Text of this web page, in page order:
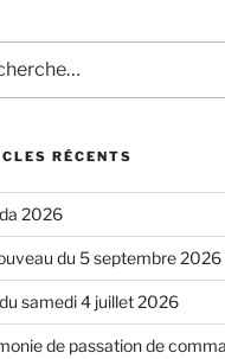
RÉCENTS
2026
du 5 septembre 2026
samedi 4 juillet 2026
de passation de